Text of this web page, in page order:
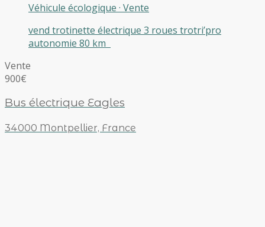
Véhicule écologique · Vente
vend trotinette électrique 3 roues trotri’pro
autonomie 80 km
Vente
900€
Bus électrique Eagles
34000 Montpellier, France